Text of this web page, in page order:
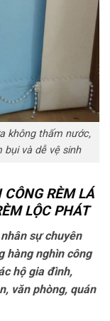
không thấm nước,
bụi và dễ vệ sinh
RÈM LÁ
LỘC PHÁT
sự chuyên
hàng nghìn công
hộ gia đình,
văn phòng, quán